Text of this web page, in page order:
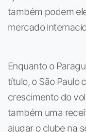
também podem
mercado
Enquanto o
título, o São Paulo
crescimento do
também uma
ajudar o clube na